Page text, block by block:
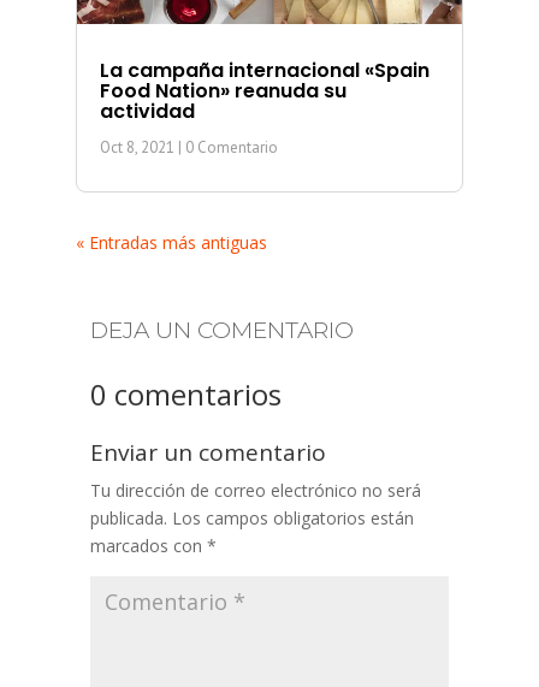
La campaña internacional «Spain
Food Nation» reanuda su
actividad
Oct 8, 2021 | 0 Comentario
« Entradas más antiguas
DEJA UN COMENTARIO
0 comentarios
Enviar un comentario
Tu dirección de correo electrónico no será
publicada. Los campos obligatorios están
marcados con *